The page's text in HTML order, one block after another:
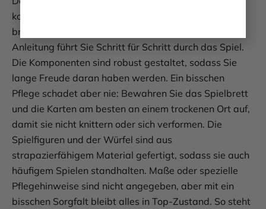
komplizierten Regeln lernen müssen. Alles, was Sie
brauchen, ist im Lieferumfang enthalten, und die
Anleitung führt Sie Schritt für Schritt durch das Spiel.
Die Komponenten sind robust gestaltet, sodass Sie
lange Freude daran haben werden. Ein bisschen
Pflege schadet aber nie: Bewahren Sie das Spielbrett
und die Karten am besten an einem trockenen Ort auf,
damit sie nicht knittern oder sich verformen. Die
Spielfiguren und der Würfel sind aus
strapazierfähigem Material gefertigt, sodass sie auch
häufigem Spielen standhalten. Maße oder spezielle
Pflegehinweise sind nicht angegeben, aber mit ein
bisschen Sorgfalt bleibt alles in Top-Zustand. So steht